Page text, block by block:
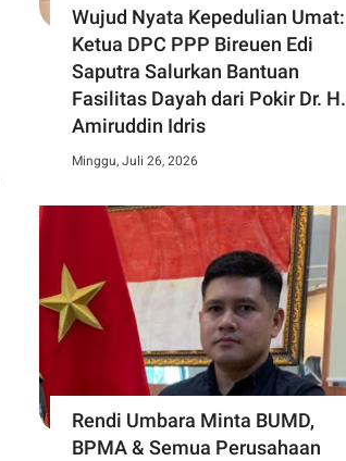
Wujud Nyata Kepedulian Umat:
Ketua DPC PPP Bireuen Edi
Saputra Salurkan Bantuan
Fasilitas Dayah dari Pokir Dr. H.
Amiruddin Idris
Minggu, Juli 26, 2026
Rendi Umbara Minta BUMD,
BPMA & Semua Perusahaan